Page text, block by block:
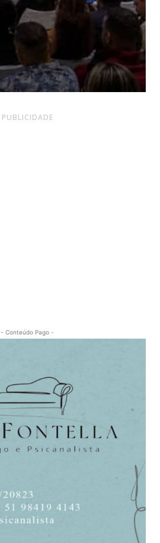
PUBLICIDADE
- Conteúdo Pago -